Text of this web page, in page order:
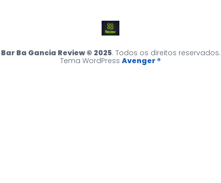
Bar Ba Gancia Review © 2025. Todos os direitos reservados.
Tema WordPress Avenger ®